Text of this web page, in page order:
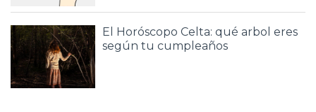
El Horóscopo Celta: qué arbol eres
según tu cumpleaños